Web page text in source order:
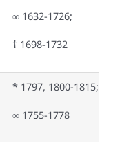
∞ 1632-1726;
† 1698-1732
* 1797, 1800-1815;
∞ 1755-1778